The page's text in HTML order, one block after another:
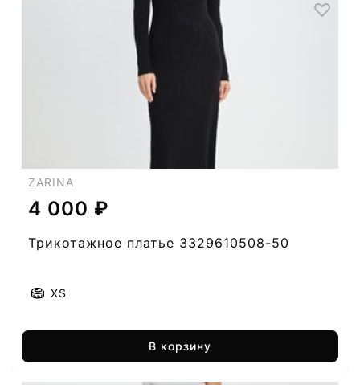
ZARINA
4 000 ₽
Трикотажное платье 3329610508-50
XS
В корзину